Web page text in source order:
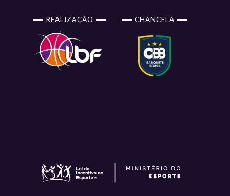
REALIZAÇÃO CHANCELA